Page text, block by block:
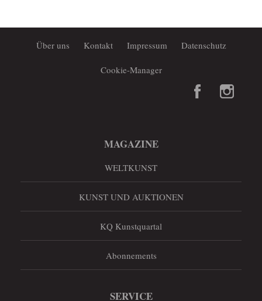
Über uns Kontakt Impressum Datenschutz
Cookie-Manager
MAGAZINE
WELTKUNST
KUNST UND AUKTIONEN
KQ Kunstquartal
Abonnements
SERVICE